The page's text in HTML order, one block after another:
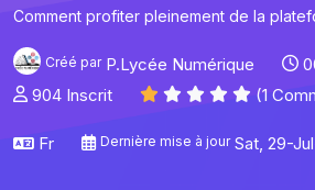
Comment profiter pleinement de la
Créé par P.Lycée Numérique
904 Inscrit
(1
Fr Dernière mise à jour Sat, 29-